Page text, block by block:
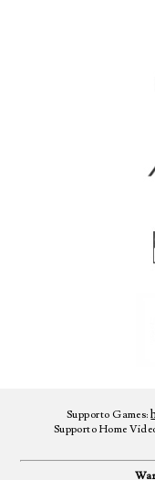
Supporto Games:
Supporto Home